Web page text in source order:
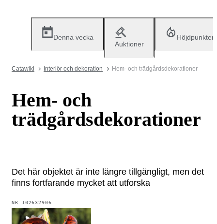
Denna vecka
Auktioner
Höjdpunkter
Catawiki Interiör och dekoration Hem- och trädgårdsdekorationer
Hem- och
trädgårdsdekorationer
Det här objektet är inte längre tillgängligt, men det
finns fortfarande mycket att utforska
NR 102632906